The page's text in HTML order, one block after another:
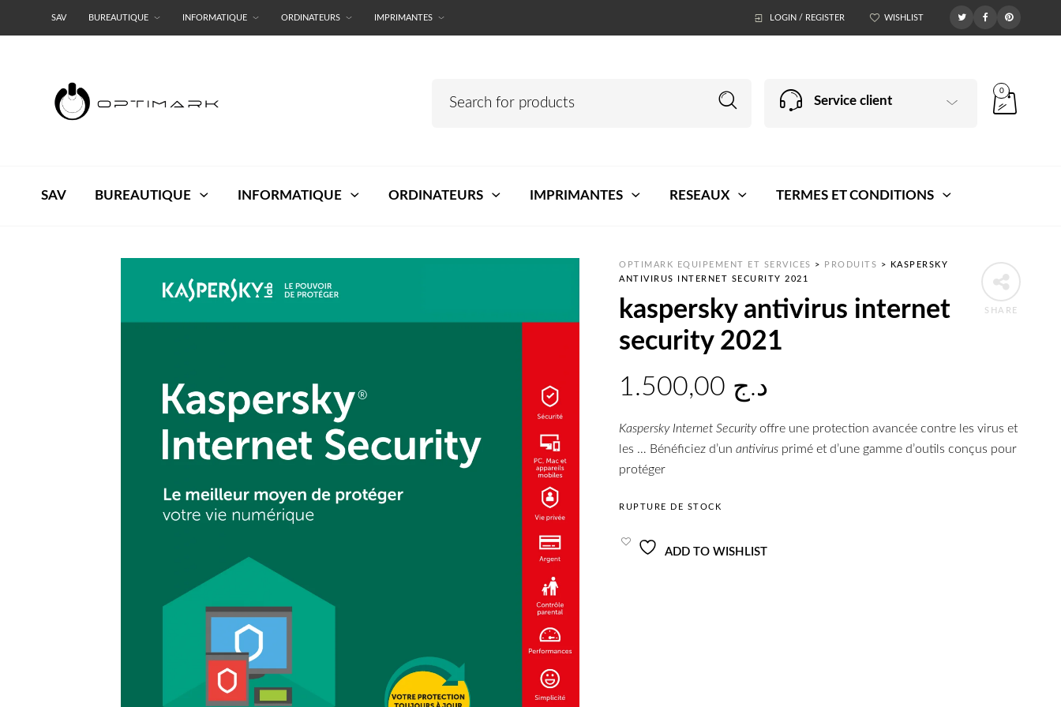
SAV BUREAUTIQUE INFORMATIQUE ORDINATEURS IMPRIMANTES LOGIN / REGISTER WISHLIST
Service client
0
SAV BUREAUTIQUE INFORMATIQUE ORDINATEURS IMPRIMANTES RESEAUX TERMES ET CONDITIONS
SHARE
OPTIMARK EQUIPEMENT ET SERVICES > PRODUITS >
KASPERSKY
ANTIVIRUS INTERNET SECURITY 2021
kaspersky antivirus internet
security 2021
د.ج
Kaspersky Internet Securityoffre une protection avancée contre les virus et
les … Bénéficiez d’unantivirus primé et d’une gamme d’outils conçus pour
protéger
RUPTURE DE STOCK
ADD TO WISHLIST